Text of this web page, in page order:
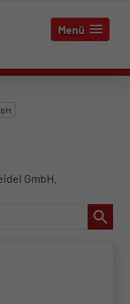
Menü
GmbH.